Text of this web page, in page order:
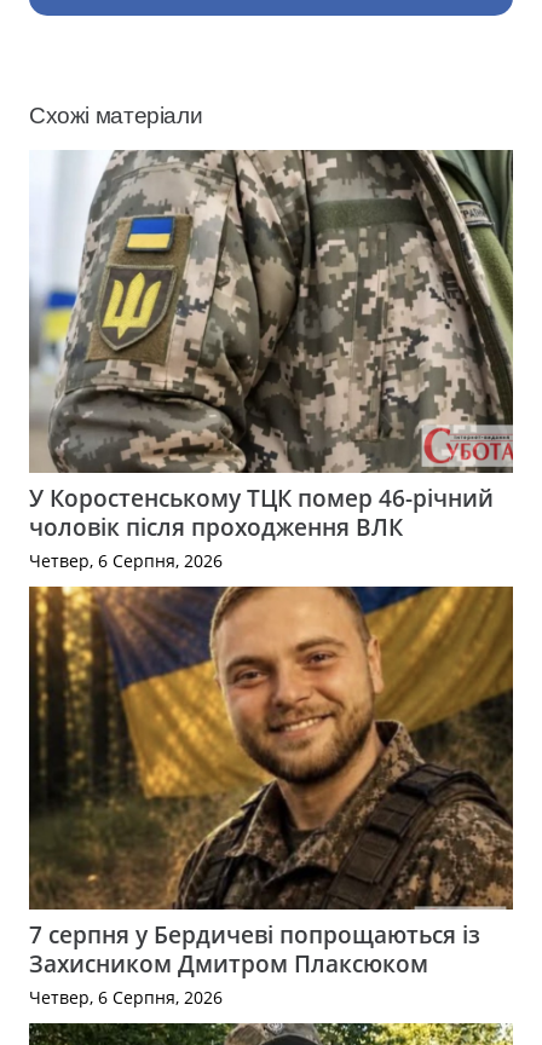
Схожі матеріали
У Коростенському ТЦК помер 46-річний
чоловік після проходження ВЛК
Четвер, 6 Серпня, 2026
7 серпня у Бердичеві попрощаються із
Захисником Дмитром Плаксюком
Четвер, 6 Серпня, 2026